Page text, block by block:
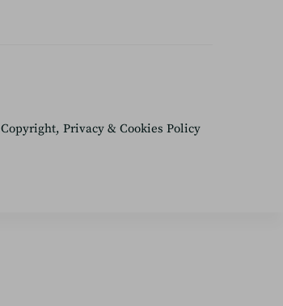
Copyright, Privacy & Cookies Policy